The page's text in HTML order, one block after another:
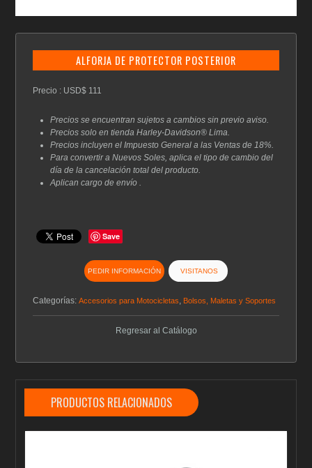
ALFORJA DE PROTECTOR POSTERIOR
Precio : USD$ 111
Precios se encuentran sujetos a cambios sin previo aviso.
Precios solo en tienda Harley-Davidson® Lima.
Precios incluyen el Impuesto General a las Ventas de 18%.
Para convertir a Nuevos Soles, aplica el tipo de cambio del
día de la cancelación total del producto.
Aplican cargo de envío .
Save
PEDIR INFORMACIÓN VISITANOS
Categorías:Accesorios para Motocicletas, Bolsos, Maletas y Soportes
Regresar al Catálogo
PRODUCTOS RELACIONADOS